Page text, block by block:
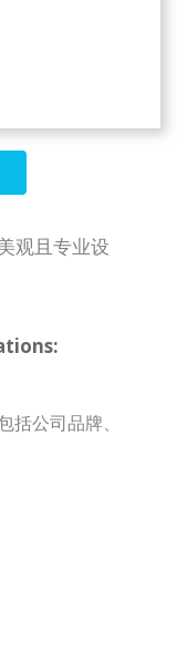
观且专业设
公司品牌、